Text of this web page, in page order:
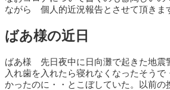
ながら 個人的近況報告とさせて頂きま
ばあ様の近日
ばあ様 先日夜中に日向灘で起きた地震
入れ歯を入れたら寝れなくなったそうで
かったのに・・とこぼしていた。以前の